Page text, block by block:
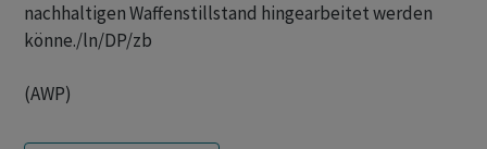
nachhaltigen Waffenstillstand hingearbeitet werden
könne./ln/DP/zb
(AWP)